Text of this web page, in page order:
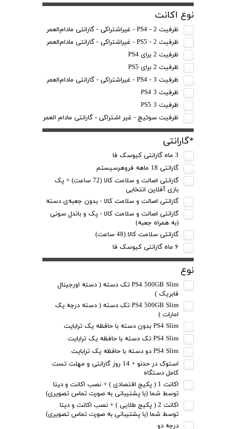
نوع اکانت
ظرفیت 2 - PS4 - غیراشتراکی - گارانتی مادام‌العمر
ظرفیت 2 - PS5 - غیراشتراکی - گارانتی مادام‌العمر
ظرفیت 2 برای PS4
ظرفیت 2 برای PS5
ظرفیت 3 - PS4 - غیراشتراکی - گارانتی مادام‌العمر
ظرفیت 3 PS4
ظرفیت 3 PS5
ظرفیت سوئیچ - غیر اشتراکی - گارانتی مادام العمر
*گارانتی
3 ماه گارانتی کیوسک فا
گارانتی 18 ماهه فروهرسیستم
گارانتی اصالت و سلامت کالا (72 ساعت) + پک
بازی آفلاین انتخابی
گارانتی اصالت و سلامت کالا - بدون جعبه‌ی دسته
گارانتی اصالت و سلامت کالا - پک و باندل سونی
(به همراه‌ جعبه)
گارانتی سلامت کالا (48 ساعت)
۶ ماه گارانتی کیوسک‌ فا
نوع
PS4 500GB Slim تک دسته ( دسته اورجینال
فابریک )
PS4 500GB Slim تک دسته ( دسته درجه یک
امارات )
PS4 Slim بدون دسته با حافظه یک ترابایت
PS4 Slim تک دسته با حافظه یک ترابایت
PS4 Slim دو دسته با حافظه یک ترابایت
استوک در حدنو + 14 روز گارانتی و مهلت تست
کامل دستگاه
اکانت 1 ( پکیج اقتصادی ) + نصب اکانت و دیتا
توسط شما (با پشتیبانی به صورت تماس تصویری)
اکانت 2 ( پکیج طلایی ) + نصب اکانت و دیتا
توسط شما (با پشتیبانی به صورت تماس تصویری)
درجه دو